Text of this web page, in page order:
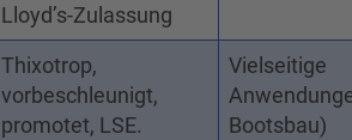
Lloyd’s-Zulassung
Thixotrop,
vorbeschleunigt,
promotet, LSE.
Vielseitige
Bootsbau)